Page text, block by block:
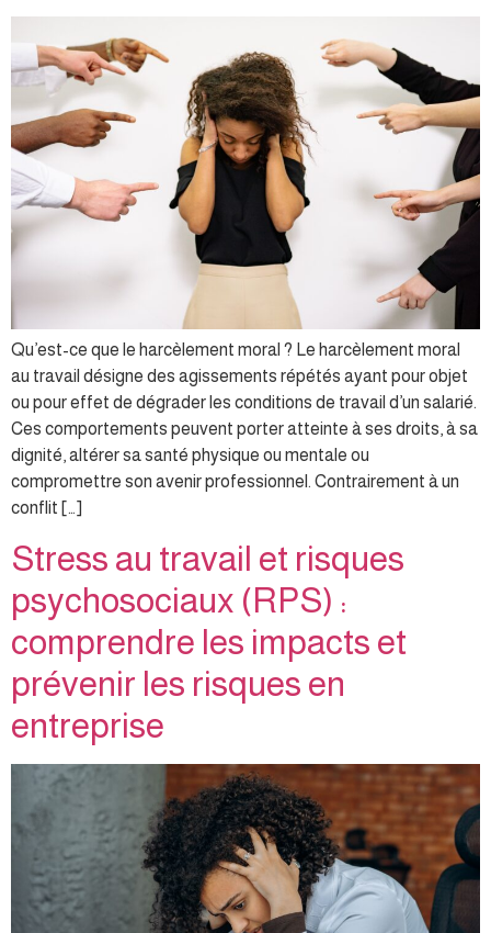
Qu’est-ce que le harcèlement moral ? Le harcèlement moral
au travail désigne des agissements répétés ayant pour objet
ou pour effet de dégrader les conditions de travail d’un salarié.
Ces comportements peuvent porter atteinte à ses droits, à sa
dignité, altérer sa santé physique ou mentale ou
compromettre son avenir professionnel. Contrairement à un
conflit […]
Stress au travail et risques
psychosociaux (RPS) :
comprendre les impacts et
prévenir les risques en
entreprise